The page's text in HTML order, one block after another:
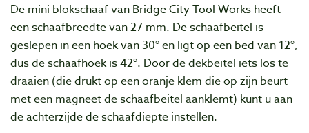
De mini blokschaaf van Bridge City Tool Works heeft
een schaafbreedte van 27 mm. De schaafbeitel is
geslepen in een hoek van 30° en ligt op een bed van 12°,
dus de schaafhoek is 42°. Door de dekbeitel iets los te
draaien (die drukt op een oranje klem die op zijn beurt
met een magneet de schaafbeitel aanklemt) kunt u aan
de achterzijde de schaafdiepte instellen.